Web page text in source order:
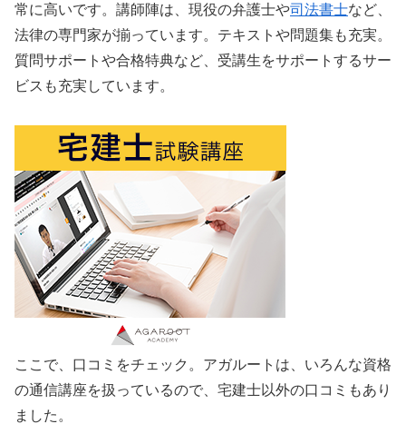
常に高いです。講師陣は、現役の弁護士や司法書士など、
法律の専門家が揃っています。テキストや問題集も充実。
質問サポートや合格特典など、受講生をサポートするサー
ビスも充実しています。
ここで、口コミをチェック。アガルートは、いろんな資格
の通信講座を扱っているので、宅建士以外の口コミもあり
ました。